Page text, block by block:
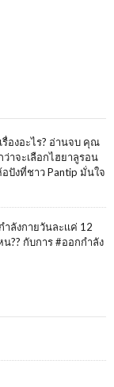
องอะไร? อ่านจบ คุณ
าจะเลือกไฮยาลูรอน
ปังที่ชาว Pantip มั่นใจ
ลังกายวันละเเค่ 12
?? กับการ #ออกกำลัง